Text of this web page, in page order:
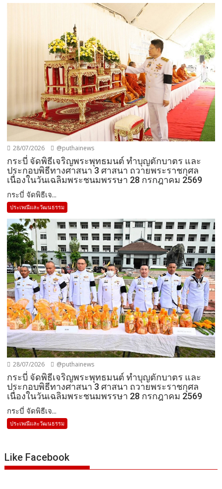
28/07/2026 @puthainews
กระบี่ จัดพิธีเจริญพระพุทธมนต์ ทำบุญตักบาตร และ
ประกอบพิธีทางศาสนา 3 ศาสนา ถวายพระราชกุศล
เนื่องในวันเฉลิมพระชนมพรรษา 28 กรกฎาคม 2569
กระบี่ จัดพิธีเจ...
ประเพณีและวัฒนธรรม
28/07/2026 @puthainews
กระบี่ จัดพิธีเจริญพระพุทธมนต์ ทำบุญตักบาตร และ
ประกอบพิธีทางศาสนา 3 ศาสนา ถวายพระราชกุศล
เนื่องในวันเฉลิมพระชนมพรรษา 28 กรกฎาคม 2569
กระบี่ จัดพิธีเจ...
ประเพณีและวัฒนธรรม
Like Facebook